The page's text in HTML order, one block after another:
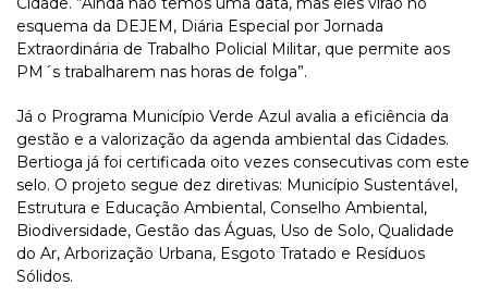
esquema da DEJEM, Diária Especial por Jornada
Extraordinária de Trabalho Policial Militar, que permite aos
PM´s trabalharem nas horas de folga”.
Já o Programa Município Verde Azul avalia a eficiência da
gestão e a valorização da agenda ambiental das Cidades.
Bertioga já foi certificada oito vezes consecutivas com este
selo. O projeto segue dez diretivas: Município Sustentável,
Estrutura e Educação Ambiental, Conselho Ambiental,
Biodiversidade, Gestão das Águas, Uso de Solo, Qualidade
do Ar, Arborização Urbana, Esgoto Tratado e Resíduos
Sólidos.